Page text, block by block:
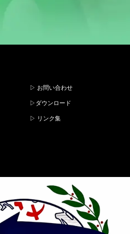
▷ お問い合わせ
▷ダウンロード
▷ リンク集